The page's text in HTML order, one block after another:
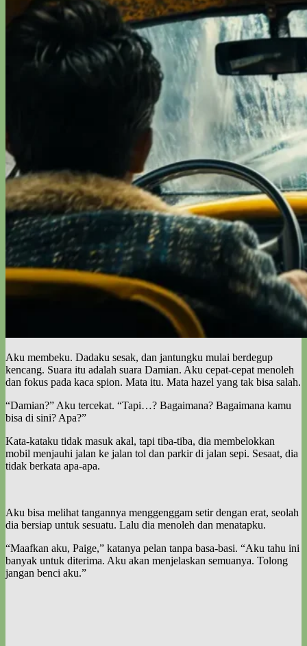
Aku membeku. Dadaku sesak, dan jantungku mulai berdegup
kencang. Suara itu adalah suara Damian. Aku cepat-cepat menoleh
dan fokus pada kaca spion. Mata itu. Mata hazel yang tak bisa salah.
“Damian?” Aku tercekat. “Tapi…? Bagaimana? Bagaimana kamu
bisa di sini? Apa?”
Kata-kataku tidak masuk akal, tapi tiba-tiba, dia membelokkan
mobil menjauhi jalan ke jalan tol dan parkir di jalan sepi. Sesaat, dia
tidak berkata apa-apa.
Aku bisa melihat tangannya menggenggam setir dengan erat, seolah
dia bersiap untuk sesuatu. Lalu dia menoleh dan menatapku.
“Maafkan aku, Paige,” katanya pelan tanpa basa-basi. “Aku tahu ini
banyak untuk diterima. Aku akan menjelaskan semuanya. Tolong
jangan benci aku.”